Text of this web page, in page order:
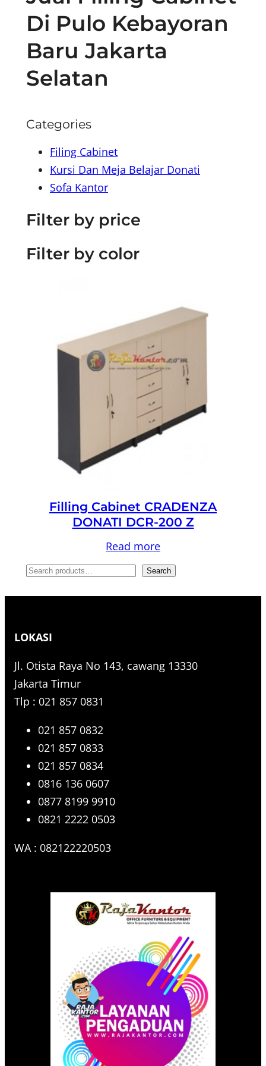
Di Pulo Kebayoran
Baru Jakarta
Selatan
Categories
Filing Cabinet
Kursi Dan Meja Belajar Donati
Sofa Kantor
Filter by price
Filter by color
Filling Cabinet CRADENZA
DONATI DCR-200 Z
Read more
S
c
h
Search
LOKASI
Jl. Otista Raya No 143, cawang 13330
Jakarta Timur
Tlp : 021 857 0831
021 857 0832
021 857 0833
021 857 0834
0816 136 0607
0877 8199 9910
0821 2222 0503
WA : 082122220503